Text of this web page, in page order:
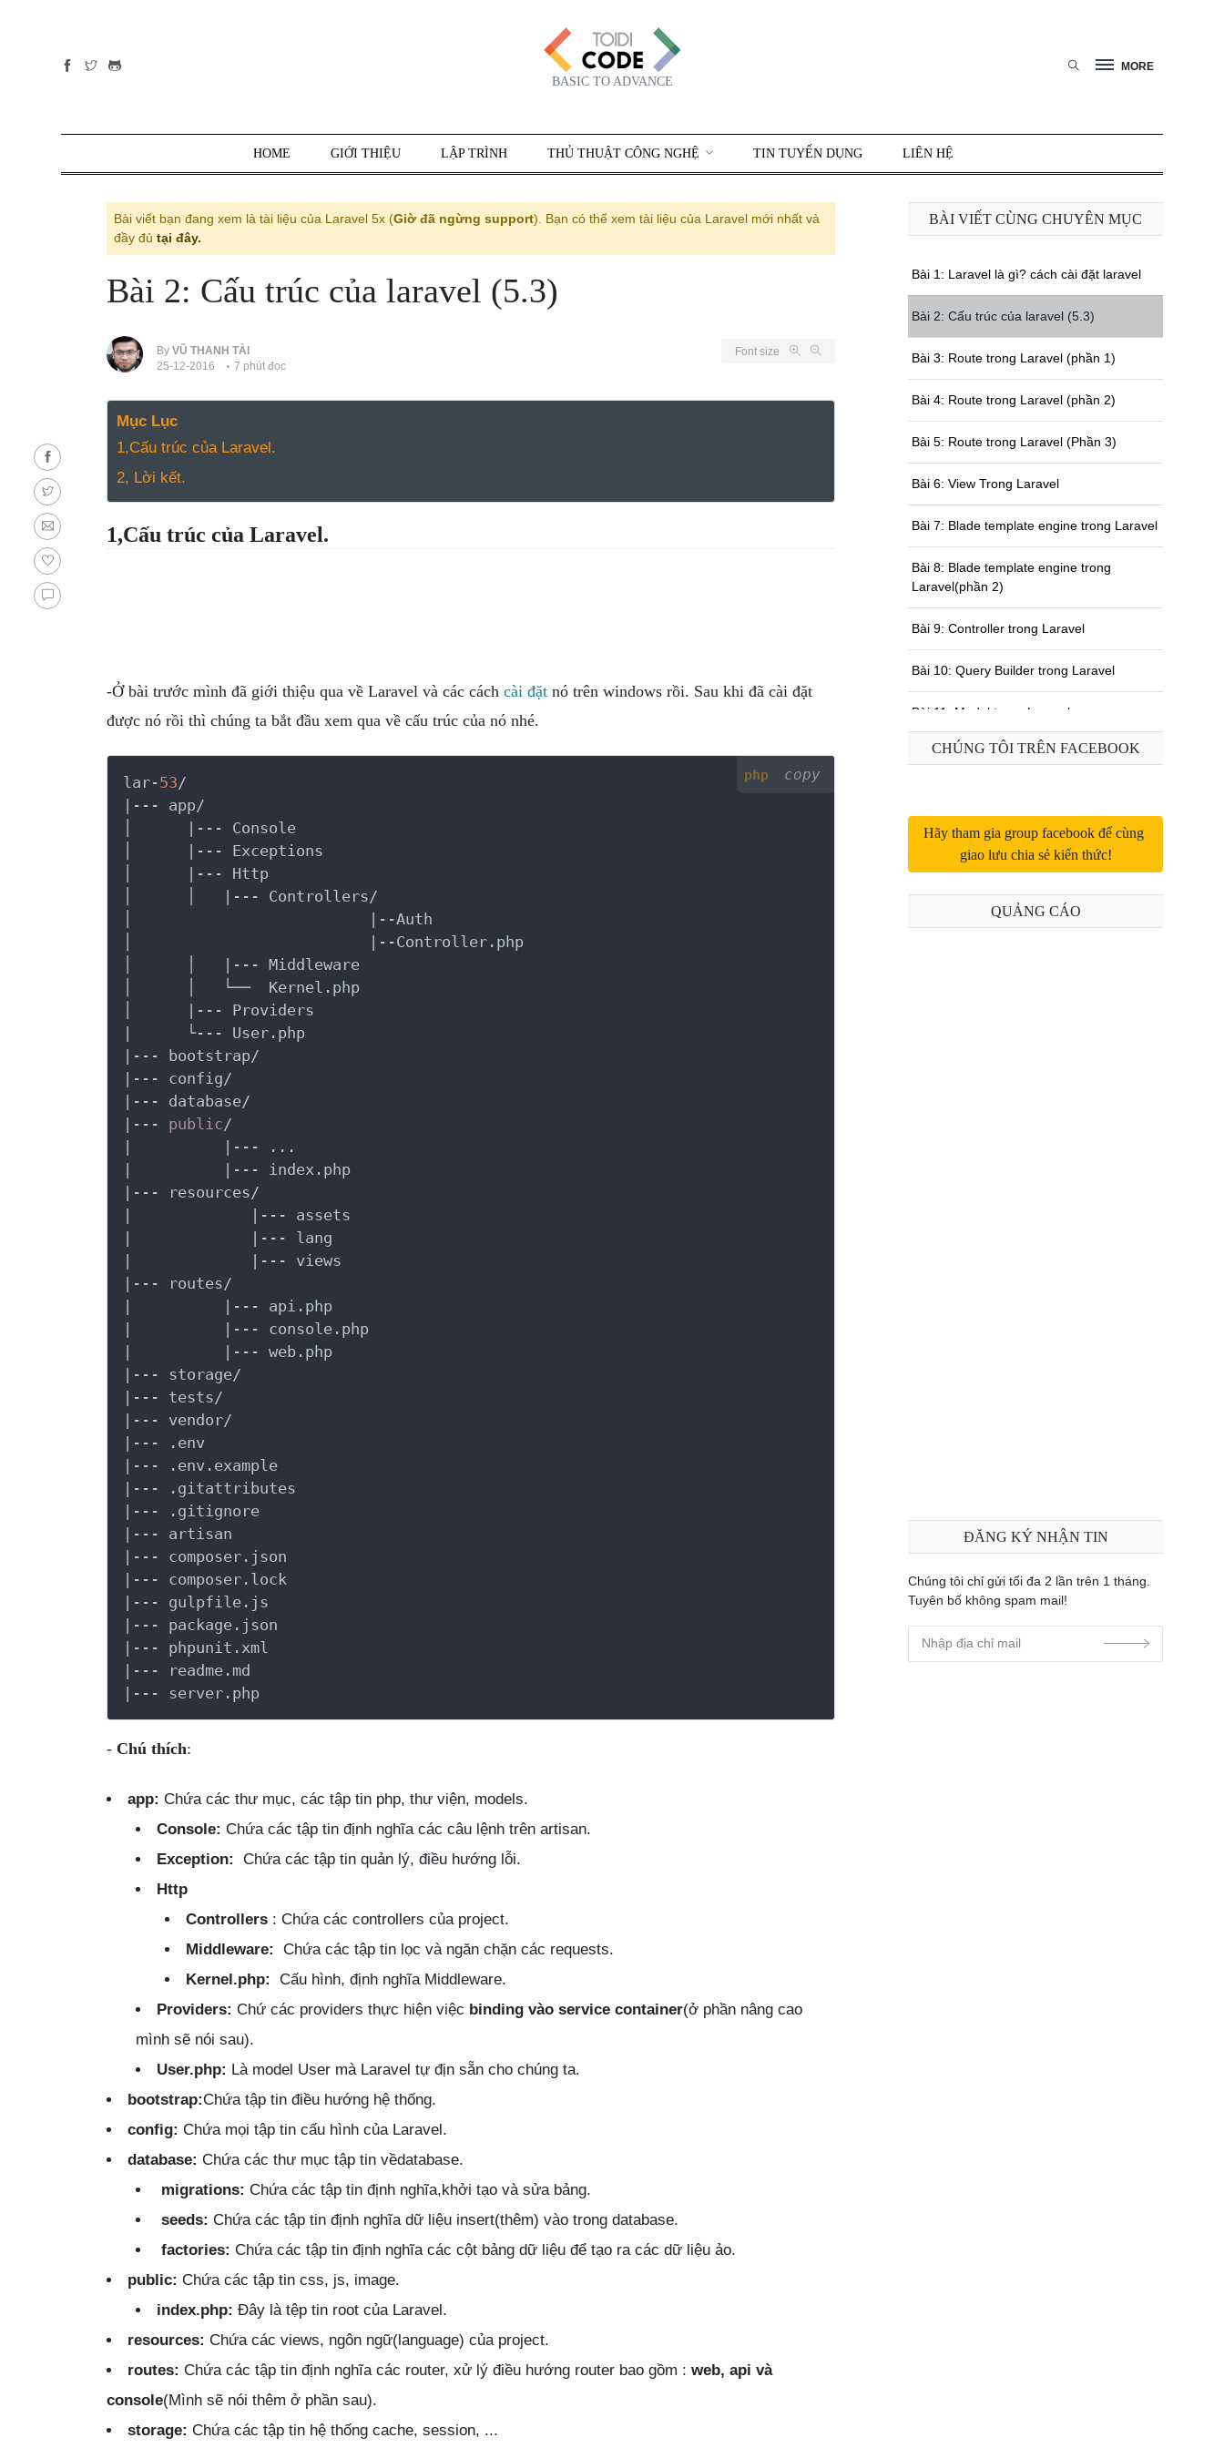
danh mục
PYTHON
SOFTWARE
TIN TỨC &
REVIEW
TÌM KIẾM
TIN TUYỂN
DỤNG
LIÊN HỆ
BASIC TO ADVANCE
MORE
HOME GIỚI THIỆU LẬP TRÌNH THỦ THUẬT CÔNG NGHỆ TIN TUYỂN DỤNG LIÊN HỆ
Bài viết bạn đang xem là tài liệu của Laravel 5x (Giờ đã ngừng support). Bạn có thể xem tài liệu của Laravel mới nhất và
đầy đủ tại đây.
Bài 2: Cấu trúc của laravel (5.3)
By VŨ THANH TÀI
25-12-2016
7 phút đọc
Font size
Mục Lục
1,Cấu trúc của Laravel.
2, Lời kết.
1,Cấu trúc của Laravel.
-Ở bài trước mình đã giới thiệu qua về Laravel và các cách cài đặt nó trên windows rồi. Sau khi đã cài đặt
được nó rồi thì chúng ta bắt đầu xem qua về cấu trúc của nó nhé.
php copy
lar-53/
|--- app/
│      |--- Console
│      |--- Exceptions
│      |--- Http
│      │   |--- Controllers/
│                          |--Auth
│                          |--Controller.php
│      │   |--- Middleware
│      │   └──  Kernel.php
│      |--- Providers
|      └--- User.php
|--- bootstrap/
|--- config/
|--- database/
|--- public/
|          |--- ...
|          |--- index.php
|--- resources/
|             |--- assets
|             |--- lang
|             |--- views
|--- routes/
|          |--- api.php
|          |--- console.php
|          |--- web.php
|--- storage/
|--- tests/
|--- vendor/
|--- .env
|--- .env.example
|--- .gitattributes
|--- .gitignore
|--- artisan
|--- composer.json
|--- composer.lock
|--- gulpfile.js
|--- package.json
|--- phpunit.xml
|--- readme.md
|--- server.php
- Chú thích:
app: Chứa các thư mục, các tập tin php, thư viện, models.
Console: Chứa các tập tin định nghĩa các câu lệnh trên artisan.
Exception: Chứa các tập tin quản lý, điều hướng lỗi.
Http
Controllers: Chứa các controllers của project.
Middleware: Chứa các tập tin lọc và ngăn chặn các requests.
Kernel.php: Cấu hình, định nghĩa Middleware.
Providers: Chứ các providers thực hiện việc binding vào service container(ở phần nâng cao
mình sẽ nói sau).
User.php: Là model User mà Laravel tự địn sẵn cho chúng ta.
bootstrap:Chứa tập tin điều hướng hệ thống.
config: Chứa mọi tập tin cấu hình của Laravel.
database: Chứa các thư mục tập tin vềdatabase.
migrations: Chứa các tập tin định nghĩa,khởi tạo và sửa bảng.
seeds: Chứa các tập tin định nghĩa dữ liệu insert(thêm) vào trong database.
factories: Chứa các tập tin định nghĩa các cột bảng dữ liệu để tạo ra các dữ liệu ảo.
public: Chứa các tập tin css, js, image.
index.php: Đây là tệp tin root của Laravel.
resources: Chứa các views, ngôn ngữ(language) của project.
routes: Chứa các tập tin định nghĩa các router, xử lý điều hướng router bao gồm : web, api và
console(Mình sẽ nói thêm ở phần sau).
storage: Chứa các tập tin hệ thống cache, session, ...
BÀI VIẾT CÙNG CHUYÊN MỤC
Bài 1: Laravel là gì? cách cài đặt laravel
Bài 2: Cấu trúc của laravel (5.3)
Bài 3: Route trong Laravel (phần 1)
Bài 4: Route trong Laravel (phần 2)
Bài 5: Route trong Laravel (Phần 3)
Bài 6: View Trong Laravel
Bài 7: Blade template engine trong Laravel
Bài 8: Blade template engine trong
Laravel(phần 2)
Bài 9: Controller trong Laravel
Bài 10: Query Builder trong Laravel
Bài 11: Model trong Laravel
Bài 12: Eloquent ORM trong Laravel
trong Eloquent
Bài 14: Collections trong Laravel
Bài 15: Schema Buider trong Laravel
Bài 28: Ẩn config quan trọng trong chế độ
debug Laravel
CHÚNG TÔI TRÊN FACEBOOK
Hãy tham gia group facebook để cùng
giao lưu chia sẻ kiến thức!
QUẢNG CÁO
ĐĂNG KÝ NHẬN TIN
Chúng tôi chỉ gửi tối đa 2 lần trên 1 tháng.
Tuyên bố không spam mail!